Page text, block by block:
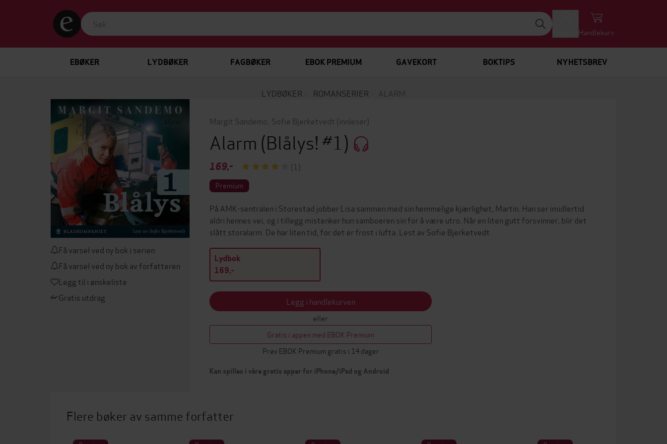
Handlekurv
EBØKER LYDBØKER FAGBØKER EBOK PREMIUM GAVEKORT BOKTIPS NYHETSBREV
LYDBØKER ROMANSERIER ALARM
Få varsel ved ny bok i serien
Få varsel ved ny bok av forfatteren
Legg til i ønskeliste
Gratis utdrag
Margit Sandemo Sofie Bjerketvedt (innleser)
Alarm (Blålys! #1)
169,- (1)
Premium
På AMK-sentralen i Storestad jobber Lisa sammen med sin hemmelige kjærlighet, Martin. Han ser imidlertid
aldri hennes vei, og i tillegg mistenker hun samboeren sin for å være utro. Når en liten gutt forsvinner, blir det
slått storalarm. De har liten tid, for det er frost i lufta. Lest av Sofie Bjerketvedt
Lydbok
169,-
Legg i handlekurven
eller
Gratis i appen med EBOK Premium
Prøv EBOK Premium gratis i 14 dager
Kan spilles i våre gratis apper for iPhone/iPad og Android
Flere bøker av samme forfatter